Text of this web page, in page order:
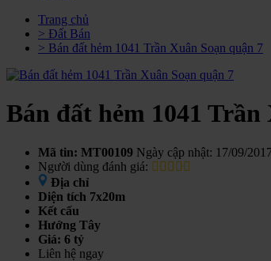
Trang chủ
> Đất Bán
> Bán đất hẻm 1041 Trần Xuân Soạn quận 7
Bán đất hẻm 1041 Trần
Mã tin: MT00109 Ngày cập nhật: 17/09/
Người dùng đánh giá:
Địa chỉ
Diện tích 7x20m
Kết cấu
Hướng Tây
Giá: 6 tỷ
Liên hệ ngay